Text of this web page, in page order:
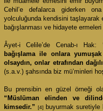
Cehil’e defalarca giderken
yolculuğunda kendisini taşlayarak
bağışlanması ve hidayete
Âyet-i Celile’de Cenab-ı Hak:
bağışlama ile onlara
olsaydın, onlar etrafından
(s.a.v.) şahsında biz mü’minleri
Bu prensibin en güzel örneği
“Müslüman elinden ve
kimsedir.” [4] buyurmak suretiyle